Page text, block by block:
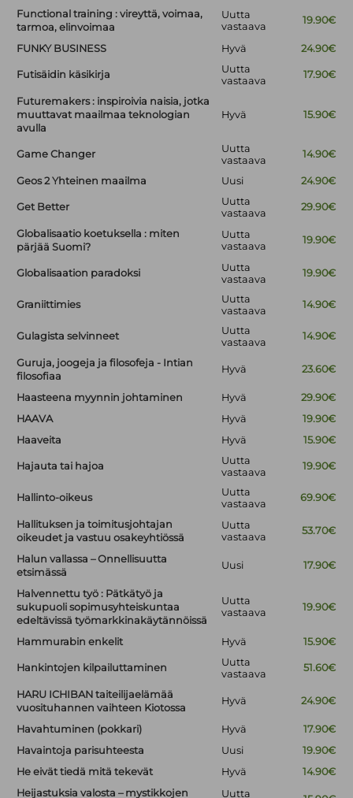
Functional training : vireyttä, voimaa,
tarmoa, elinvoimaa
Uutta
vastaava
19.90€
FUNKY BUSINESS Hyvä 24.90€
Futisäidin käsikirja
Uutta
vastaava
17.90€
Futuremakers : inspiroivia naisia, jotka
muuttavat maailmaa teknologian
avulla
Hyvä 15.90€
Game Changer
Uutta
vastaava
14.90€
Geos 2 Yhteinen maailma Uusi 24.90€
Get Better
Uutta
vastaava
29.90€
Globalisaatio koetuksella : miten
pärjää Suomi?
Uutta
vastaava
19.90€
Globalisaation paradoksi
Uutta
vastaava
19.90€
Graniittimies
Uutta
vastaava
14.90€
Gulagista selvinneet
Uutta
vastaava
14.90€
Guruja, joogeja ja filosofeja - Intian
filosofiaa
Hyvä 23.60€
Haasteena myynnin johtaminen Hyvä
29.90€
HAAVA
Hyvä
19.90€
Haaveita
Hyvä 15.90€
Hajauta tai hajoa
Uutta
vastaava
19.90€
Hallinto-oikeus
Uutta
vastaava
69.90€
Hallituksen ja toimitusjohtajan
oikeudet ja vastuu osakeyhtiössä
Uutta
vastaava
53.70€
Halun vallassa – Onnellisuutta
etsimässä
Uusi 17.90€
Halvennettu työ : Pätkätyö ja
sukupuoli sopimusyhteiskuntaa
edeltävissä työmarkkinakäytännöissä
Uutta
vastaava
19.90€
Hammurabin enkelit Hyvä 15.90€
Hankintojen kilpailuttaminen
Uutta
vastaava
51.60€
HARU ICHIBAN taiteilijaelämää
vuosituhannen vaihteen Kiotossa
Hyvä 24.90€
Havahtuminen (pokkari) Hyvä
17.90€
Havaintoja parisuhteesta
Uusi
19.90€
He eivät tiedä mitä tekevät
Hyvä
14.90€
Heijastuksia valosta – mystikkojen
Uutta